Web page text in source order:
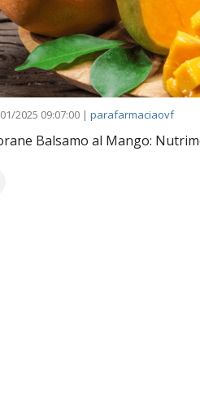
2025 09:07:00 | parafarmaciaovf
Balsamo al Mango: